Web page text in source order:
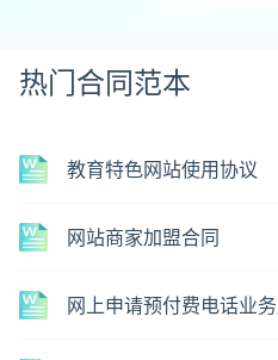
热门合同范本
教育特色网站使用协议
网站商家加盟合同
网上申请预付费电话业